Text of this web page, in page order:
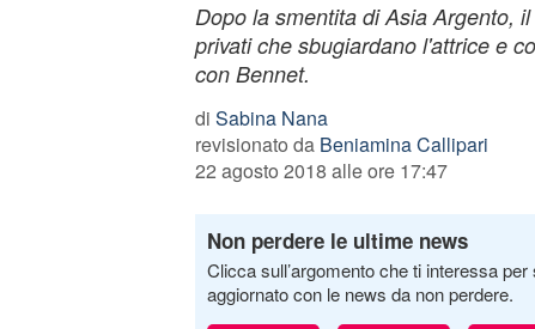
Dopo la smentita di Asia Argento,
privati che sbugiardano l'attrice e
con Bennet.
di Sabina Nana
revisionato da Beniamina Callipari
22 agosto 2018 alle ore 17:47
Non perdere le ultime news
Clicca sull’argomento che ti interessa
aggiornato con le news da non perdere.